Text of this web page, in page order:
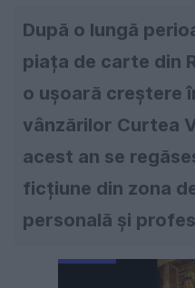
După o lungă
piața de carte din
o ușoară creștere
vânzărilor Curtea
acest an se
ficțiune din zona
personală și